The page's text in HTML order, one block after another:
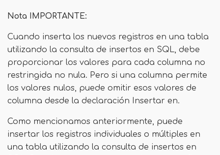
Nota IMPORTANTE:
Cuando inserta los nuevos registros en una tabla
utilizando la consulta de insertos en SQL, debe
proporcionar los valores para cada columna no
restringida no nula. Pero si una columna permite
los valores nulos, puede omitir esos valores de
columna desde la declaración Insertar en.
Como mencionamos anteriormente, puede
insertar los registros individuales o múltiples en
una tabla utilizando la consulta de insertos en